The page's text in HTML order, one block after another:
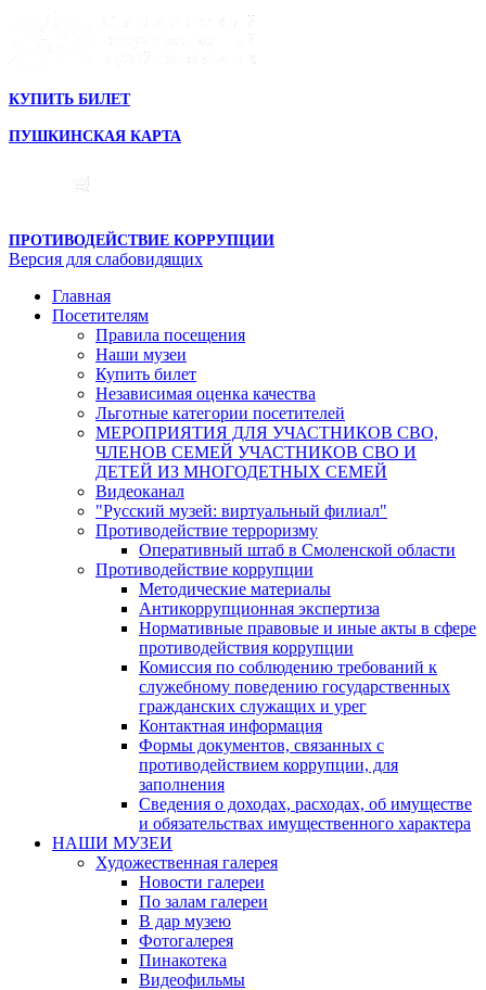
КУПИТЬ БИЛЕТ
ПУШКИНСКАЯ КАРТА
ПРОТИВОДЕЙСТВИЕ КОРРУПЦИИ
Версия для слабовидящих
Главная
Посетителям
Правила посещения
Наши музеи
Купить билет
Независимая оценка качества
Льготные категории посетителей
МЕРОПРИЯТИЯ ДЛЯ УЧАСТНИКОВ СВО,
ЧЛЕНОВ СЕМЕЙ УЧАСТНИКОВ СВО И
ДЕТЕЙ ИЗ МНОГОДЕТНЫХ СЕМЕЙ
Видеоканал
"Русский музей: виртуальный филиал"
Противодействие терроризму
Оперативный штаб в Смоленской области
Противодействие коррупции
Методические материалы
Антикоррупционная экспертиза
Нормативные правовые и иные акты в сфере
противодействия коррупции
Комиссия по соблюдению требований к
служебному поведению государственных
гражданских служащих и урег
Контактная информация
Формы документов, связанных с
противодействием коррупции, для
заполнения
Сведения о доходах, расходах, об имуществе
и обязательствах имущественного характера
НАШИ МУЗЕИ
Художественная галерея
Новости галереи
По залам галереи
В дар музею
Фотогалерея
Пинакотека
Видеофильмы